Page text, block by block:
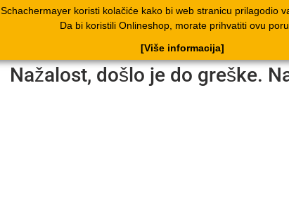
Schachermayer koristi kolačiće kako bi web stranicu prilagodio
Da bi koristili Onlineshop, morate prihvatiti ovu
[Više informacija]
Proizvodi Katalog Dokumenti
Nažalost, došlo je do greške.